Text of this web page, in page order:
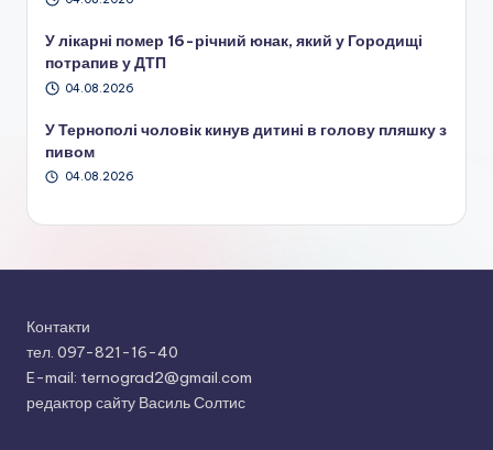
У лікарні помер 16-річний юнак, який у Городищі
потрапив у ДТП
04.08.2026
У Тернополі чоловік кинув дитині в голову пляшку з
пивом
04.08.2026
Контакти
тел. 097-821-16-40
E-mail: ternograd2@gmail.com
редактор сайту Василь Солтис